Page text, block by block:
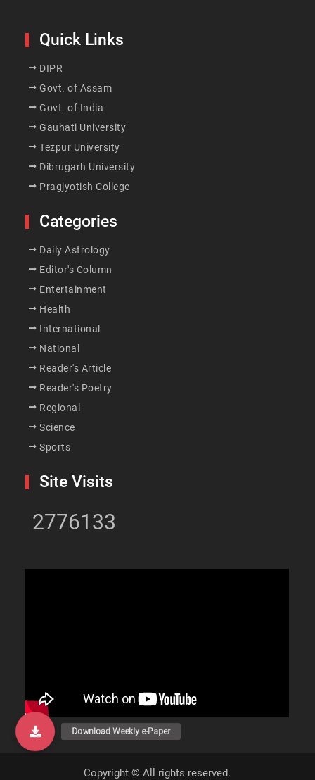
Quick Links
DIPR
Govt. of Assam
Govt. of India
Gauhati University
Tezpur University
Dibrugarh University
Pragjyotish College
Categories
Daily Astrology
Editor's Column
Entertainment
Health
International
National
Reader's Article
Reader's Poetry
Regional
Science
Sports
Site Visits
2776133
Copyright © All rights reserved.